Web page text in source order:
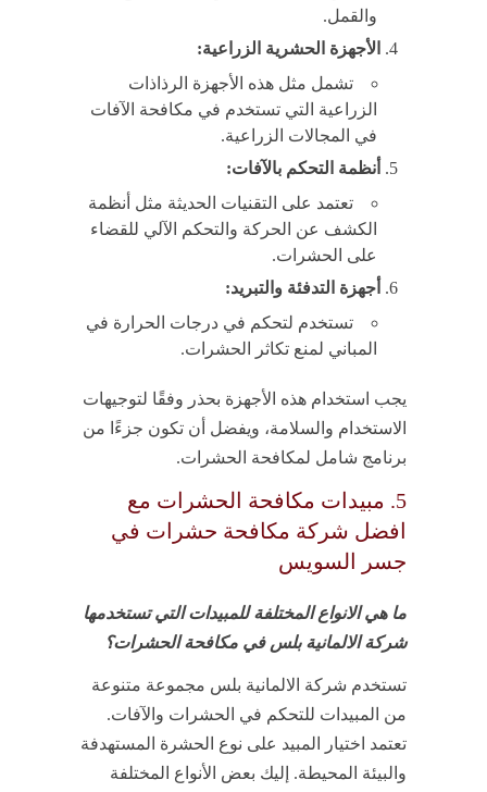
والقمل.
الأجهزة الحشرية الزراعية:
تشمل مثل هذه الأجهزة الرذاذات
الزراعية التي تستخدم في مكافحة الآفات
في المجالات الزراعية.
أنظمة التحكم بالآفات:
تعتمد على التقنيات الحديثة مثل أنظمة
الكشف عن الحركة والتحكم الآلي للقضاء
على الحشرات.
أجهزة التدفئة والتبريد:
تستخدم لتحكم في درجات الحرارة في
المباني لمنع تكاثر الحشرات.
يجب استخدام هذه الأجهزة بحذر وفقًا لتوجيهات
الاستخدام والسلامة، ويفضل أن تكون جزءًا من
برنامج شامل لمكافحة الحشرات.
5. مبيدات مكافحة الحشرات مع
افضل شركة مكافحة حشرات في
جسر السويس
ما هي الانواع المختلفة للمبيدات التي تستخدمها
شركة الالمانية بلس في مكافحة الحشرات؟
تستخدم شركة الالمانية بلس مجموعة متنوعة
من المبيدات للتحكم في الحشرات والآفات.
تعتمد اختيار المبيد على نوع الحشرة المستهدفة
والبيئة المحيطة. إليك بعض الأنواع المختلفة